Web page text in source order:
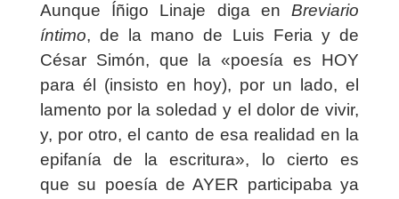
Aunque Íñigo Linaje diga enBreviario
íntimo, de la mano de Luis Feria y de
César Simón, que la «poesía es HOY
para él (insisto en hoy), por un lado, el
lamento por la soledad y el dolor de vivir,
y, por otro, el canto de esa realidad en la
epifanía de la escritura»,
lo cierto es
que su poesía de AYER participaba ya